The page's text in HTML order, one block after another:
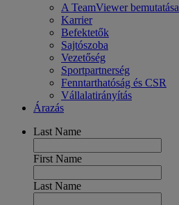
A TeamViewer bemutatása
Karrier
Befektetők
Sajtószoba
Vezetőség
Sportpartnerség
Fenntarthatóság és CSR
Vállalatirányítás
Árazás
Last Name
First Name
Last Name